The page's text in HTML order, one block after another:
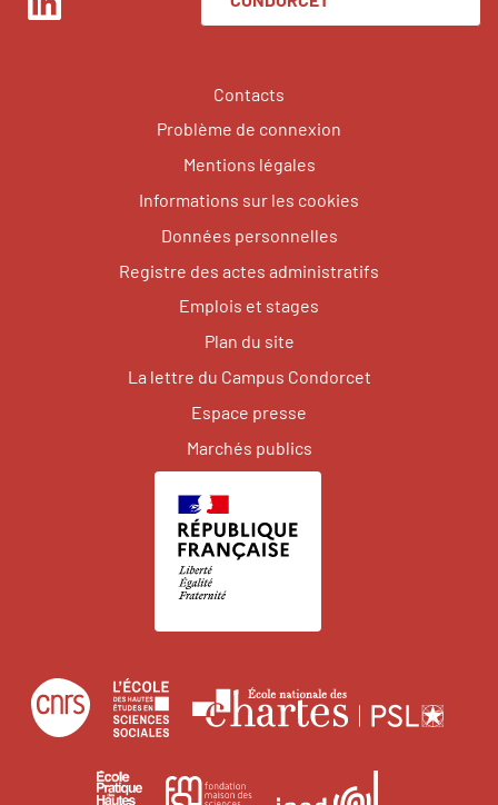
LinkedIn
Contacts
Problème de connexion
Mentions légales
Informations sur les cookies
Données personnelles
Registre des actes administratifs
Emplois et stages
Plan du site
La lettre du Campus Condorcet
Espace presse
Marchés publics
Centre
national
la
École
des
études
École Fondation